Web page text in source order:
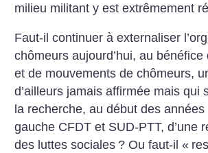
milieu militant y est extrêmement
Faut-il continuer à externaliser
chômeurs aujourd’hui, au bénéfice
et de mouvements de chômeurs,
d’ailleurs jamais affirmée mais qui
la recherche, au début des
gauche CFDT et SUD-PTT, d’une
des luttes sociales ? Ou faut-il «